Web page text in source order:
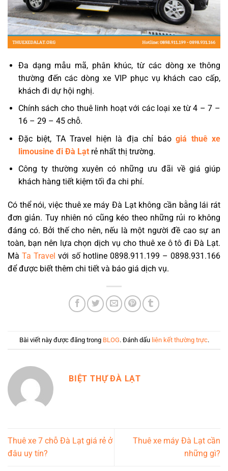
Đa dạng mẫu mã, phân khúc, từ các dòng xe thông
thường đến các dòng xe VIP phục vụ khách cao cấp,
khách đi dự hội nghị.
Chính sách cho thuê linh hoạt với các loại xe từ 4 – 7 –
16 – 29 – 45 chỗ.
Đặc biệt, TA Travel hiện là địa chỉ báogiá thuê xe
limousine đi Đà Lạt rẻ nhất thị trường.
Công ty thường xuyên có những ưu đãi về giá giúp
khách hàng tiết kiệm tối đa chi phí.
Có thể nói, việc thuê xe máy Đà Lạt không cần bằng lái rát
đơn giản. Tuy nhiên nó cũng kéo theo những rủi ro không
đáng có. Bởi thế cho nên, nếu là một người đề cao sự an
toàn, bạn nên lựa chọn dịch vụ cho thuê xe ô tô đi Đà Lạt.
MàTa Travel với số hotline 0898.911.199 – 0898.931.166
để được biết thêm chi tiết và báo giá dịch vụ.
Bài viết này được đăng trong BLOG. Đánh dấu liên kết thường trực.
BIỆT THỰ ĐÀ LẠT
Thuê xe 7 chỗ Đà Lạt giá rẻ ở
đâu uy tín?
Thuê xe máy Đà Lạt cần
những gì?